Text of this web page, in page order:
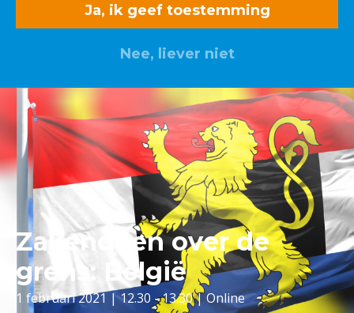
Ja, ik geef toestemming
Nee, liever niet
Zakendoen over de
grens: België
1 februari 2021 | 12.30 - 13.30 | Online